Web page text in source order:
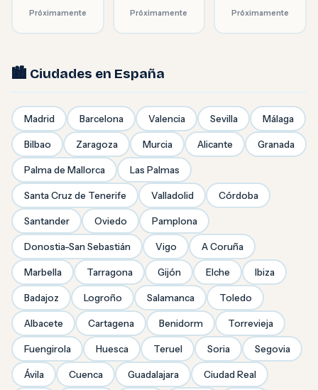
Próximamente Próximamente Próximamente
🏙️ Ciudades en España
Madrid Barcelona Valencia Sevilla Málaga
Bilbao Zaragoza Murcia Alicante Granada
Palma de Mallorca Las Palmas
Santa Cruz de Tenerife Valladolid Córdoba
Santander Oviedo Pamplona
Donostia-San Sebastián Vigo A Coruña
Marbella Tarragona Gijón Elche Ibiza
Badajoz Logroño Salamanca Toledo
Albacete Cartagena Benidorm Torrevieja
Fuengirola Huesca Teruel Soria Segovia
Ávila Cuenca Guadalajara Ciudad Real